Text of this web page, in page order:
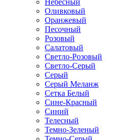
Небесный
Оливковый
Оранжевый
Песочный
Розовый
Салатовый
Светло-Розовый
Светло-Серый
Серый
Серый Меланж
Сетка Белый
Сине-Красный
Синий
Телесный
Темно-Зеленый